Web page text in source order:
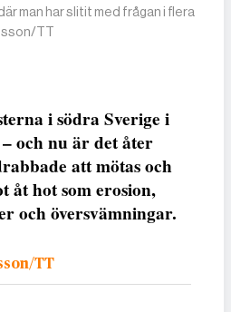
man har slitit med frågan i flera
TT
i södra Sverige i
och nu är det åter
att mötas och
åt hot som erosion,
och översvämningar.
TT